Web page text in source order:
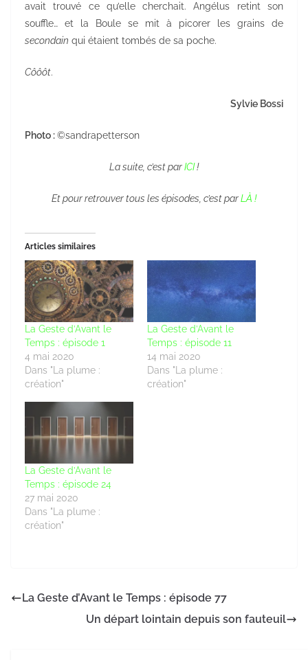
avait trouvé ce qu’elle cherchait. Angélus retint son
souffle… et la Boule se mit à picorer les grains de
secondain qui étaient tombés de sa poche.
Côôôt.
Sylvie Bossi
Photo :©sandrapetterson
La suite, c’est parICI!
Et pour retrouver tous les épisodes, c’est parLÀ !
Articles similaires
La Geste d’Avant le
Temps : épisode 1
4 mai 2020
Dans "La plume :
création"
La Geste d’Avant le
Temps : épisode 11
14 mai 2020
Dans "La plume :
création"
La Geste d’Avant le
Temps : épisode 24
27 mai 2020
Dans "La plume :
création"
La Geste d’Avant le Temps : épisode 77
Un départ lointain depuis son fauteuil